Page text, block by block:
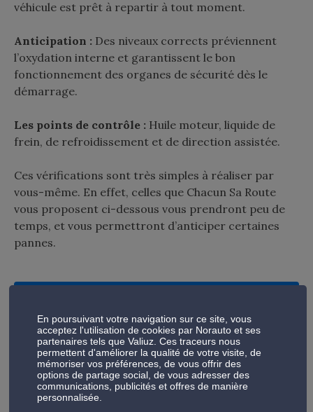
véhicule est prêt à repartir à tout moment.
Anticipation : Des niveaux corrects préviennent
l’oxydation interne et garantissent le bon
fonctionnement des organes de sécurité dès le
démarrage.
Les points de contrôle : Huile moteur, liquide de
frein, de refroidissement et de direction assistée.
Ces vérifications sont très simples à réaliser par
vous-même. En effet, celles que Chacun Sa Route
vous proposent ci-dessous vous prendront peu de
temps, et vous permettront d’anticiper certaines
pannes.
?
5/ Maintenez la charge de la
batterie !
En poursuivant votre navigation sur ce site, vous
acceptez l'utilisation de cookies par Norauto et ses
partenaires tels que Valiuz. Ces traceurs nous
permettent d'améliorer la qualité de votre visite, de
mémoriser vos préférences, de vous offrir des
options de partage social, de vous adresser des
communications, publicités et offres de manière
personnalisée.